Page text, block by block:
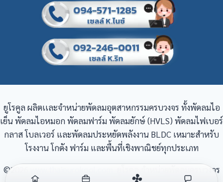
ยูโรคูล ผลิตเเละจำหน่ายพัดลมอุตสาหกรรมครบวงจร ทั้งพัดลมไอ
เย็น พัดลมไอหมอก พัดลมฟาร์ม พัดลมยักษ์ (HVLS) พัดลมไฟเบอร์
กลาส โบลเวอร์ และพัดลมประหยัดพลังงาน BLDC เหมาะสำหรับ
โรงงาน โกดัง ฟาร์ม และพื้นที่เชิงพาณิชย์ทุกประเภท
©2026
ยูโรคูล จำหน่ายพัดลมครบวงจร